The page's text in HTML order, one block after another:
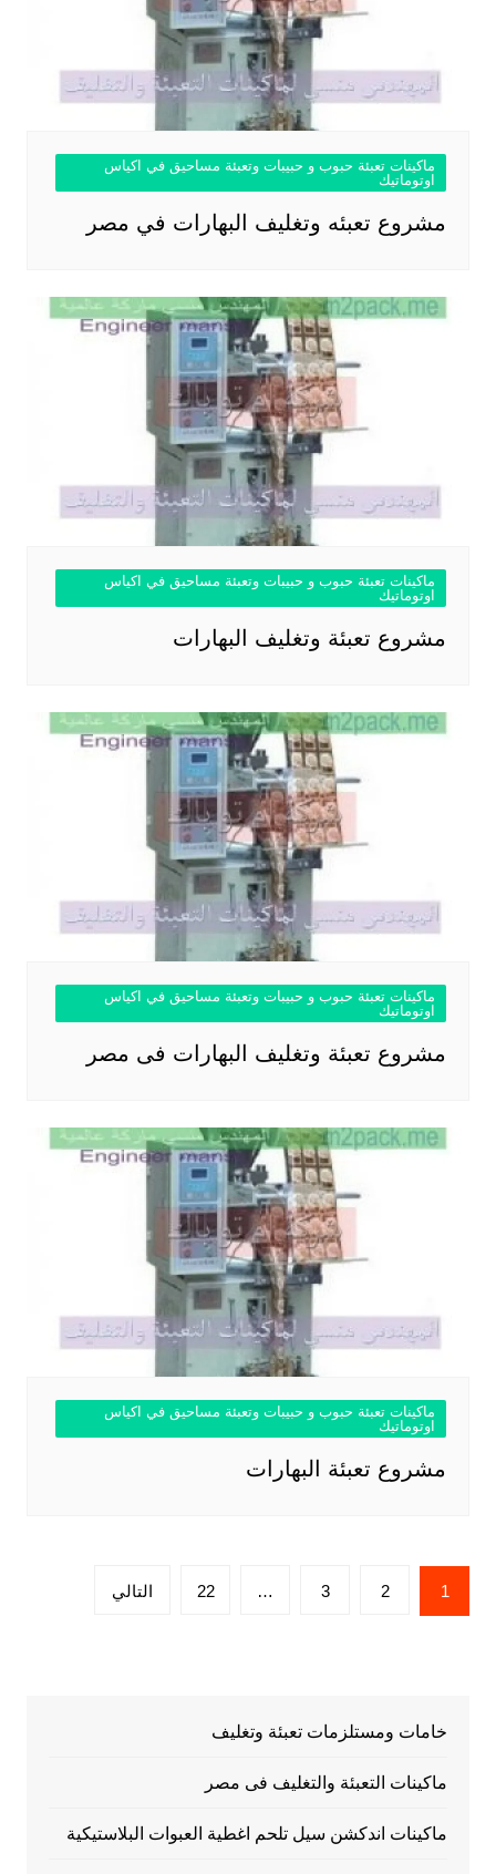
ماكينات تعبئة حبوب و حبيبات وتعبئة مساحيق في اكياس
اوتوماتيك
مشروع تعبئه وتغليف البهارات في مصر
ماكينات تعبئة حبوب و حبيبات وتعبئة مساحيق في اكياس
اوتوماتيك
مشروع تعبئة وتغليف البهارات
ماكينات تعبئة حبوب و حبيبات وتعبئة مساحيق في اكياس
اوتوماتيك
مشروع تعبئة وتغليف البهارات فى مصر
ماكينات تعبئة حبوب و حبيبات وتعبئة مساحيق في اكياس
اوتوماتيك
مشروع تعبئة البهارات
تعدد
صفحات
1
2
3
…
22 التالي
خامات ومستلزمات تعبئة وتغليف
ماكينات التعبئة والتغليف فى مصر
ماكينات اندكشن سيل تلحم اغطية العبوات البلاستيكية